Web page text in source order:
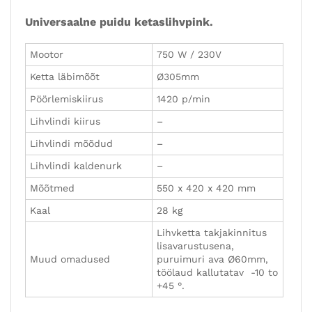
Universaalne puidu ketaslihvpink.
Mootor
750 W / 230V
Ketta läbimõõt
Ø305mm
Pöörlemiskiirus
1420 p/min
Lihvlindi kiirus
–
Lihvlindi mõõdud
–
Lihvlindi kaldenurk
–
Mõõtmed
550 x 420 x 420 mm
Kaal
28 kg
Muud omadused
Lihvketta takjakinnitus
lisavarustusena,
puruimuri ava Ø60mm,
töölaud kallutatav -10 to
+45 °.